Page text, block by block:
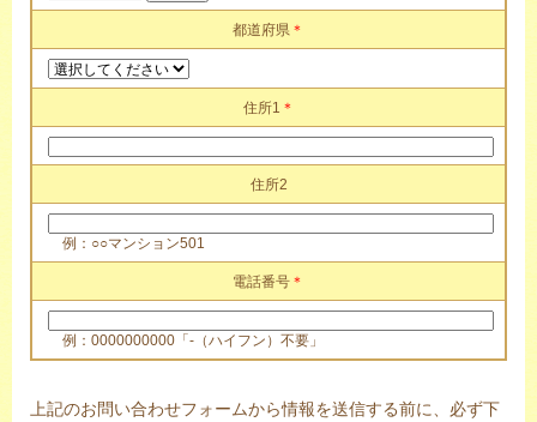
都道府県 ＊
住所1 ＊
住所2
例：○○マンション501
電話番号 ＊
例：0000000000「-（ハイフン）不要」
上記のお問い合わせフォームから情報を送信する前に、必ず下